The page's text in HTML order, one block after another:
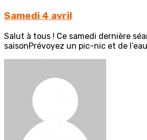
Samedi 4 avril
Salut à tous ! Ce samedi dernière
saisonPrévoyez un pic-nic et de